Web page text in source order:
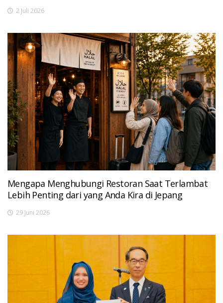
2 Juli 2026
Mengapa Menghubungi Restoran Saat Terlambat
Lebih Penting dari yang Anda Kira di Jepang
29 Juni 2026